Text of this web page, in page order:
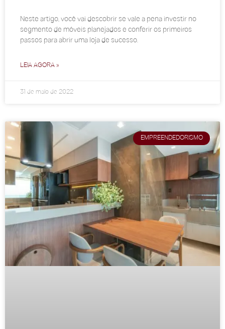
Neste artigo, você vai descobrir se vale a pena investir no
segmento de móveis planejados e conferir os primeiros
passos para abrir uma loja de sucesso.
LEIA AGORA »
31 de maio de 2022
EMPREENDEDORISMO